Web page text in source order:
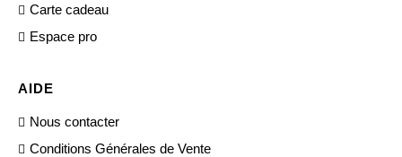
Carte cadeau
Espace pro
AIDE
Nous contacter
Conditions Générales de Vente